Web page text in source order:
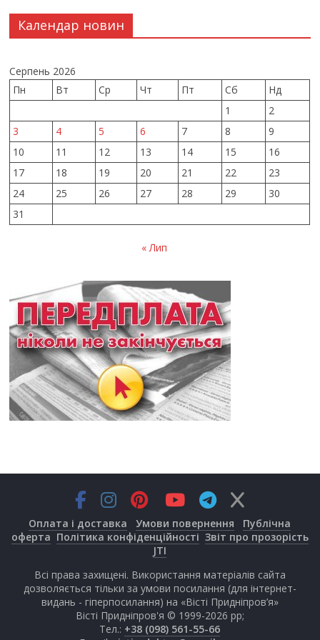
Календар новин
Серпень 2026
Пн
Вт Ср Чт Пт Сб
Нд
1
2
3
4 5 6 7 8
9
10
11 12 13 14 15
16
17
18 19 20 21 22
23
24
25 26 27 28 29
30
31
« Лип
Оплата і доставка Умови повернення
Публічна
оферта Політика конфіденційності Звіт про прозорість
JTI
Всі права захищені. Використання матеріалів сайта
дозволяється тільки за умови посилання (для інтернет-
видань - гіперпосилання) на «Вісті Придніпров’я»
Вісті Придніпров'я © 1999-2026 рр;
Тел.: +38 (098) 561-55-66